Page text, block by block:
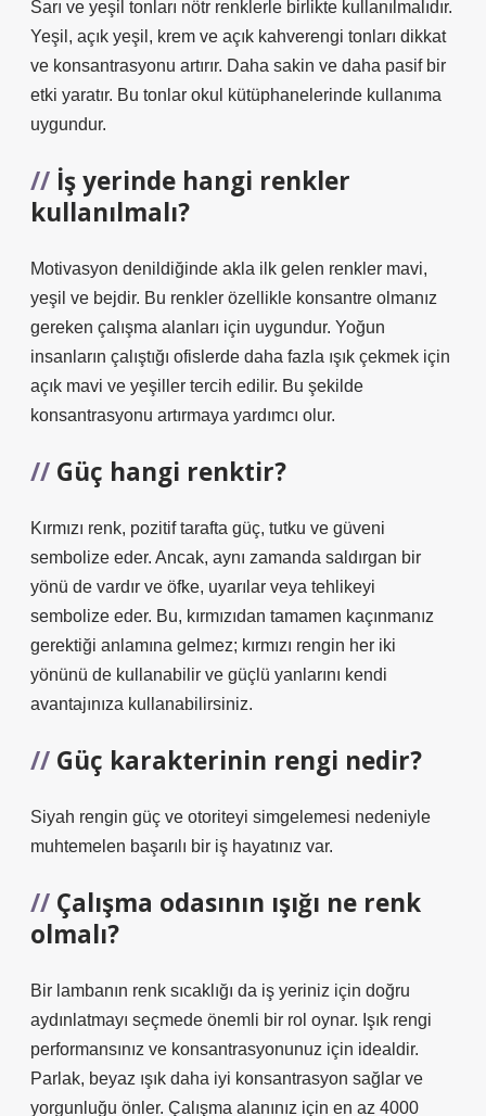
Sarı ve yeşil tonları nötr renklerle birlikte kullanılmalıdır.
Yeşil, açık yeşil, krem ​​ve açık kahverengi tonları dikkat
ve konsantrasyonu artırır. Daha sakin ve daha pasif bir
etki yaratır. Bu tonlar okul kütüphanelerinde kullanıma
uygundur.
İş yerinde hangi renkler
kullanılmalı?
Motivasyon denildiğinde akla ilk gelen renkler mavi,
yeşil ve bejdir. Bu renkler özellikle konsantre olmanız
gereken çalışma alanları için uygundur. Yoğun
insanların çalıştığı ofislerde daha fazla ışık çekmek için
açık mavi ve yeşiller tercih edilir. Bu şekilde
konsantrasyonu artırmaya yardımcı olur.
Güç hangi renktir?
Kırmızı renk, pozitif tarafta güç, tutku ve güveni
sembolize eder. Ancak, aynı zamanda saldırgan bir
yönü de vardır ve öfke, uyarılar veya tehlikeyi
sembolize eder. Bu, kırmızıdan tamamen kaçınmanız
gerektiği anlamına gelmez; kırmızı rengin her iki
yönünü de kullanabilir ve güçlü yanlarını kendi
avantajınıza kullanabilirsiniz.
Güç karakterinin rengi nedir?
Siyah rengin güç ve otoriteyi simgelemesi nedeniyle
muhtemelen başarılı bir iş hayatınız var.
Çalışma odasının ışığı ne renk
olmalı?
Bir lambanın renk sıcaklığı da iş yeriniz için doğru
aydınlatmayı seçmede önemli bir rol oynar. Işık rengi
performansınız ve konsantrasyonunuz için idealdir.
Parlak, beyaz ışık daha iyi konsantrasyon sağlar ve
yorgunluğu önler. Çalışma alanınız için en az 4000